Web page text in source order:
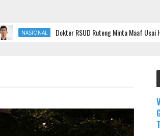
Dokter RSUD Ruteng Minta Maaf Usai Hina Pasien BPJS,